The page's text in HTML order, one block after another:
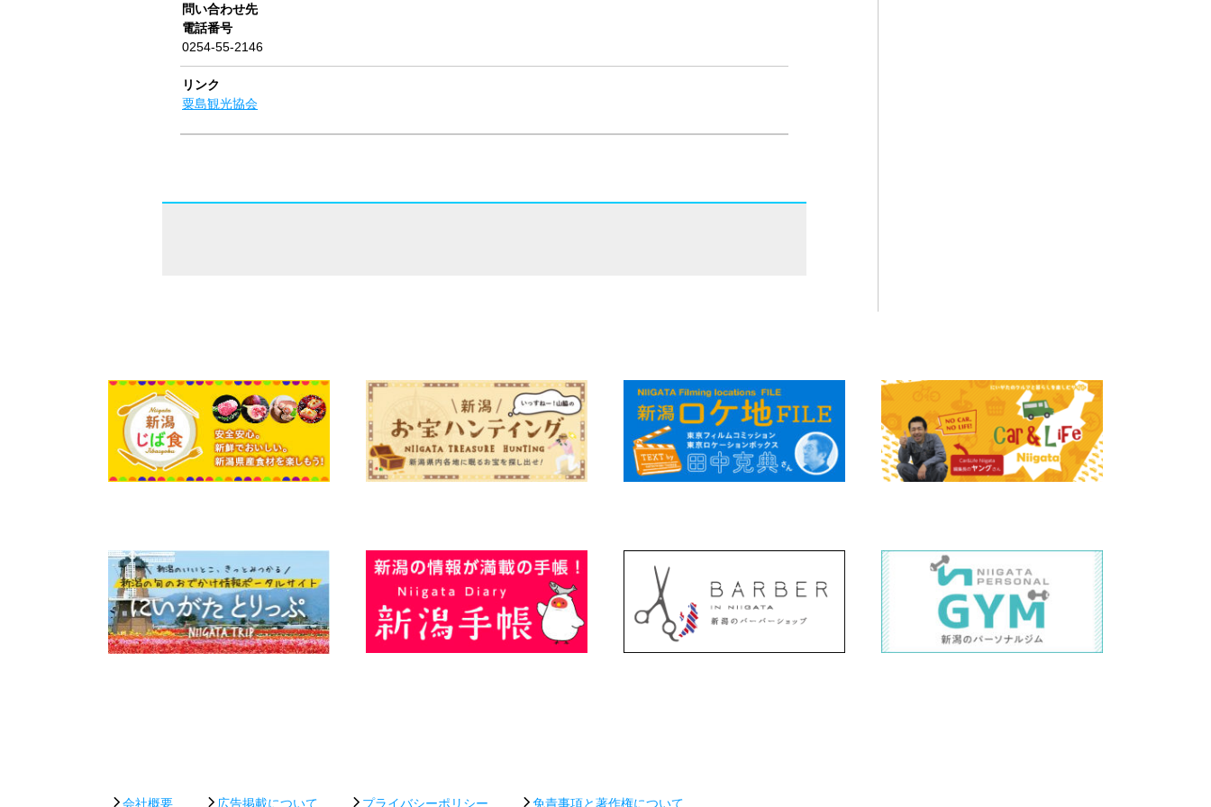
問い合わせ先
電話番号
0254-55-2146
リンク
粟島観光協会
会社概要 広告掲載について プライバシーポリシー 免責事項と著作権について